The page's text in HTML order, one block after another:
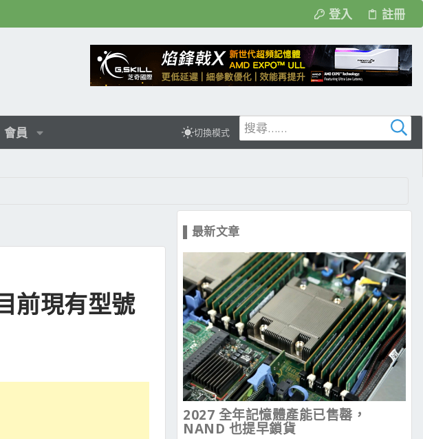
登入 註冊
會員 切換模式
前現有型號
▌最新文章
2027 全年記憶體產能已售罄，
NAND 也提早鎖貨